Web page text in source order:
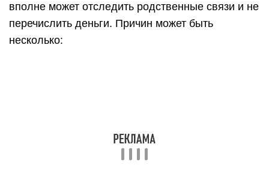
вполне может отследить родственные связи и не
перечислить деньги. Причин может быть
несколько: